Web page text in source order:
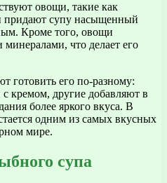
овощи, такие как
придают супу насыщенный
Кроме того, овощи
что делает его
готовить его по-разному:
кремом, другие добавляют в
более яркого вкуса. В
одним из самых вкусных
мире.
супа